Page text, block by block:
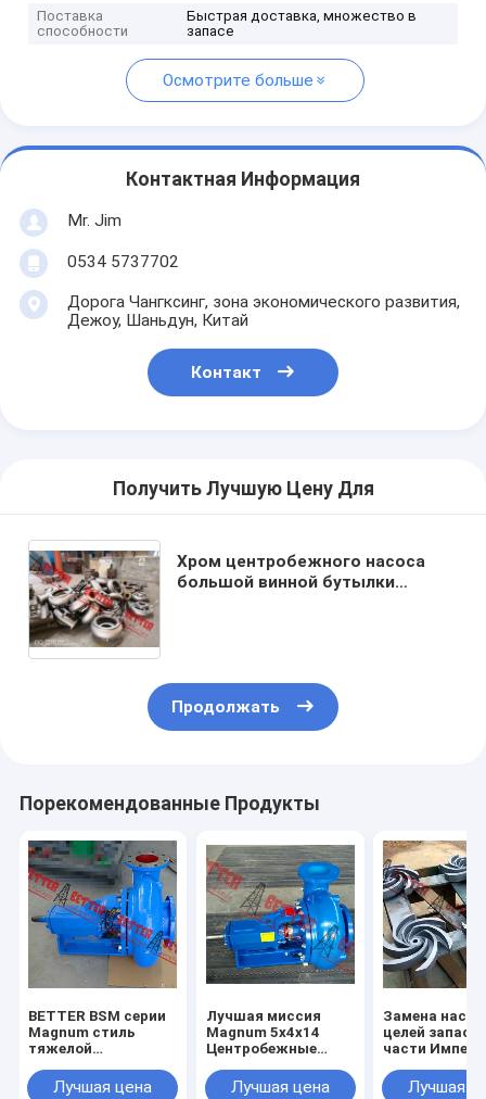
Поставка
способности
Быстрая доставка, множество в
запасе
Осмотрите больше
Контактная Информация
Mr. Jim
0534 5737702
Дорога Чангксинг, зона экономического развития,
Дежоу, Шаньдун, Китай
Контакт
Получить Лучшую Цену Для
Хром центробежного насоса
большой винной бутылки
Продолжать
Порекомендованные Продукты
BETTER BSM серии
Magnum стиль
тяжелой
центробежной
Лучшая цена
Лучшая миссия
Magnum 5x4x14
Центробежные
сливочных отходов
Лучшая цена
Замена
целей
части
3x2x13,Лучшая